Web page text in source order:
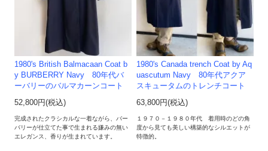
1980's British Balmacaan Coat b
y BURBERRY Navy 80年代バ
ーバリーのバルマカーンコート
52,800円(税込)
完成されたクラシカルな一着ながら、バー
バリーが仕立てた事で生まれる嫌みの無い
エレガンス、香りが生まれています。
1980's Canada trench Coat by Aq
uascutum Navy 80年代アクア
スキュータムのトレンチコート
63,800円(税込)
１９７０－１９８０年代 着用時のどの角
度から見ても美しい構築的なシルエットが
特徴的。